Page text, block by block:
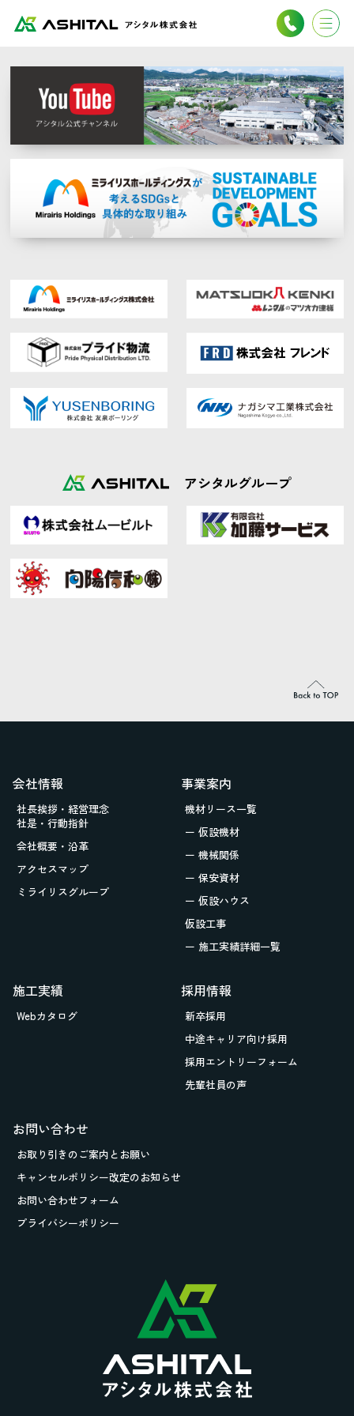
アシタルグループ
会社情報
社長挨拶・経営理念
社是・行動指針
会社概要・沿革
アクセスマップ
ミライリスグループ
事業案内
機材リース一覧
ー 仮設機材
ー 機械関係
ー 保安資材
ー 仮設ハウス
仮設工事
ー 施工実績詳細一覧
施工実績
Webカタログ
採用情報
新卒採用
中途キャリア向け採用
採用エントリーフォーム
先輩社員の声
お問い合わせ
お取り引きのご案内とお願い
キャンセルポリシー改定のお知らせ
お問い合わせフォーム
プライバシーポリシー